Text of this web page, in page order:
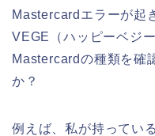
Mastercardエラーが起
VEGE（ハッピーベジ
Mastercardの種類を確
か？
例えば、私が持ってい